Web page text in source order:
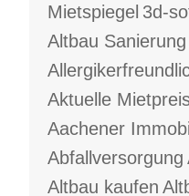
Mietspiegel 3d-
Altbau Sanierung
Aktuelle
Aachener
Abfallversorgung
Altbau kaufen